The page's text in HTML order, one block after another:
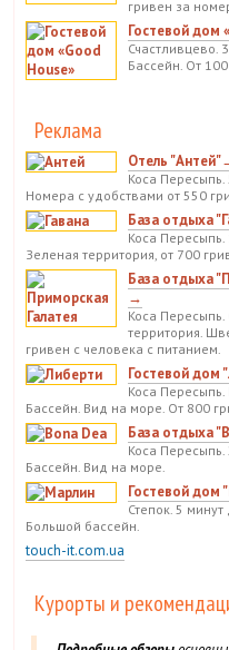
гривен за
Гостевой дом
Счастливцево.
Бассейн. От
Реклама
Отель
Коса
Номера с удобствами от 550
База отдыха
Коса
Зеленая территория, от 700
База отдыха
→
Коса
территория.
гривен с человека с питанием.
Гостевой дом
Коса
Бассейн. Вид на море. От 800
База отдыха
Коса
Бассейн. Вид на море.
Гостевой дом
Степок. 5
Большой бассейн.
touch-it.com.ua
Курорты и